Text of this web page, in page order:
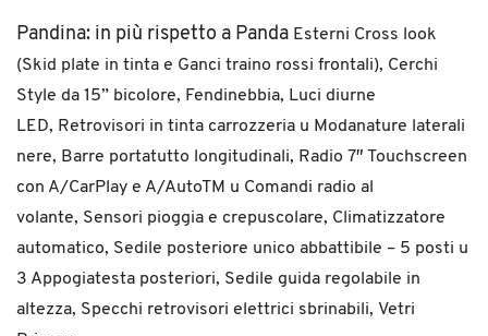
Pandina: in più rispetto a Panda Esterni Cross look
(Skid plate in tinta e Ganci traino rossi frontali), Cerchi
Style da 15” bicolore, Fendinebbia, Luci diurne
LED, Retrovisori in tinta carrozzeria u Modanature laterali
nere, Barre portatutto longitudinali, Radio 7″ Touchscreen
con A/CarPlay e A/AutoTM u Comandi radio al
volante, Sensori pioggia e crepuscolare, Climatizzatore
automatico, Sedile posteriore unico abbattibile – 5 posti u
3 Appogiatesta posteriori, Sedile guida regolabile in
altezza, Specchi retrovisori elettrici sbrinabili, Vetri